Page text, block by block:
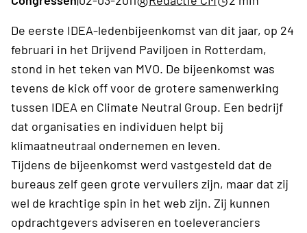
De eerste IDEA-ledenbijeenkomst van dit jaar, op 24
februari in het Drijvend Paviljoen in Rotterdam,
stond in het teken van MVO. De bijeenkomst was
tevens de kick off voor de grotere samenwerking
tussen IDEA en Climate Neutral Group. Een bedrijf
dat organisaties en individuen helpt bij
klimaatneutraal ondernemen en leven.
Tijdens de bijeenkomst werd vastgesteld dat de
bureaus zelf geen grote vervuilers zijn, maar dat zij
wel de krachtige spin in het web zijn. Zij kunnen
opdrachtgevers adviseren en toeleveranciers